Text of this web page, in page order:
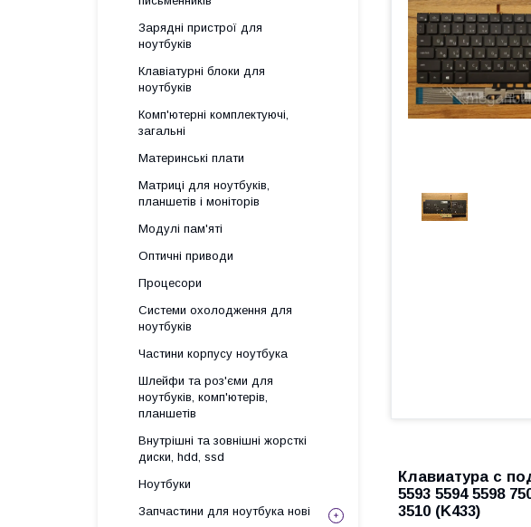
Клавиатура c
5593 5594 5598
3510 (K433)
Зарядні пристрої для
ноутбуків
Клавіатурні блоки для
ноутбуків
Комп'ютерні комплектуючі,
загальні
Материнські плати
Матриці для ноутбуків,
планшетів і моніторів
Модулі пам'яті
Оптичні приводи
Процесори
Системи охолодження для
ноутбуків
Частини корпусу ноутбука
Шлейфи та роз'єми для
ноутбуків, комп'ютерів,
планшетів
Внутрішні та зовнішні жорсткі
диски, hdd, ssd
Ноутбуки
Запчастини для ноутбука нові